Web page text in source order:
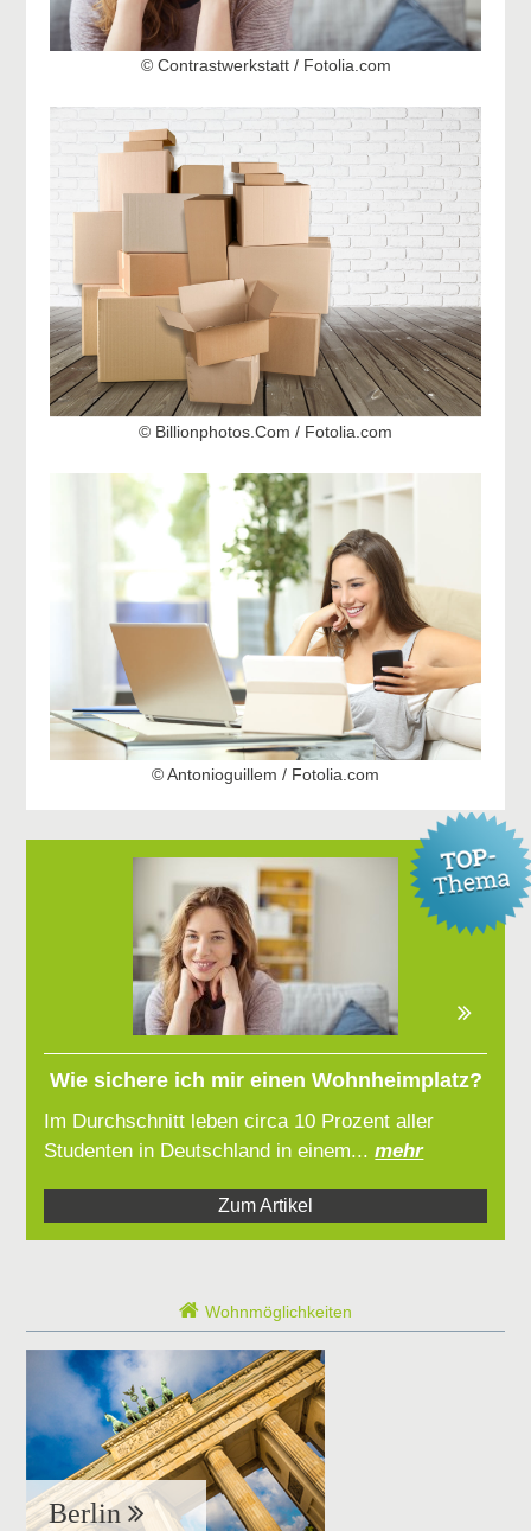
© Contrastwerkstatt / Fotolia.com
© Billionphotos.Com / Fotolia.com
© Antonioguillem / Fotolia.com
Wie sichere ich mir einen Wohnheimplatz?
Im Durchschnitt leben circa 10 Prozent aller
Studenten in Deutschland in einem...mehr
Zum Artikel
Wohnmöglichkeiten
Berlin